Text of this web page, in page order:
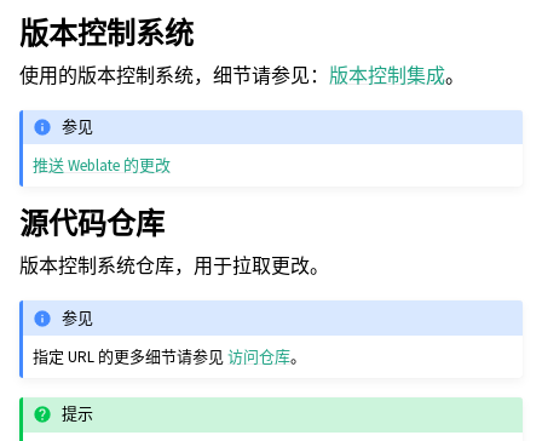
版本控制系统
使用的版本控制系统，细节请参见： 版本控制集成。
参见
推送 Weblate 的更改
源代码仓库
版本控制系统仓库，用于拉取更改。
参见
指定 URL 的更多细节请参见访问仓库。
提示